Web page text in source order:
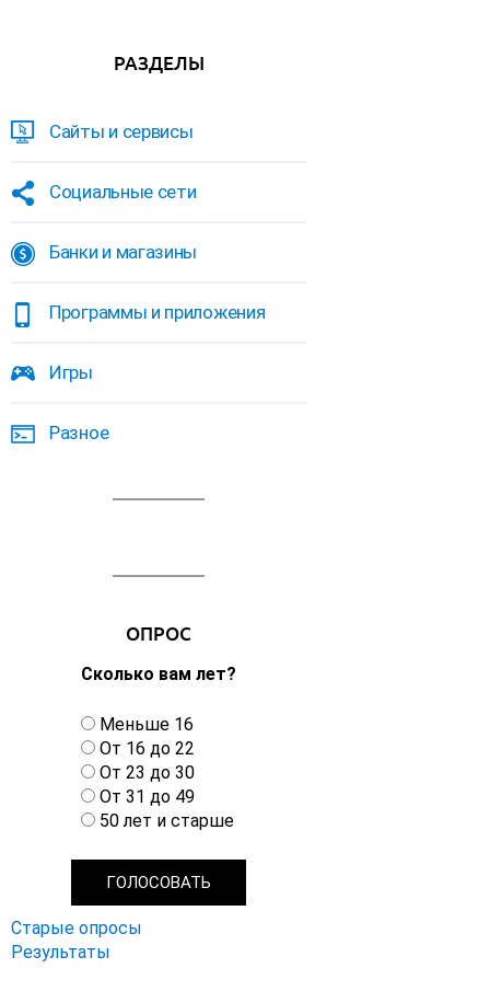
РАЗДЕЛЫ
Сайты и сервисы
Социальные сети
Банки и магазины
Программы и приложения
Игры
Разное
ОПРОС
Сколько вам лет?
В
а
р
и
а
Меньше 16
От 16 до 22
От 23 до 30
От 31 до 49
50 лет и старше
Старые опросы
Результаты